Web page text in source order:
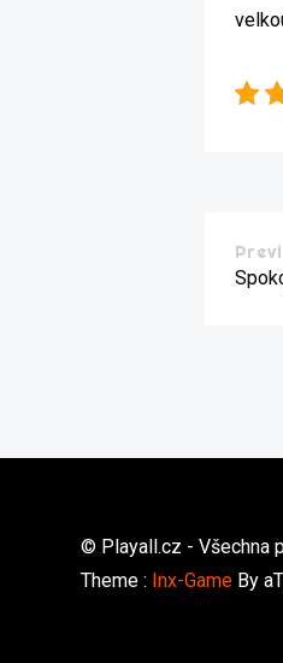
© Playall.cz - Všechna
Theme : Inx-Game By